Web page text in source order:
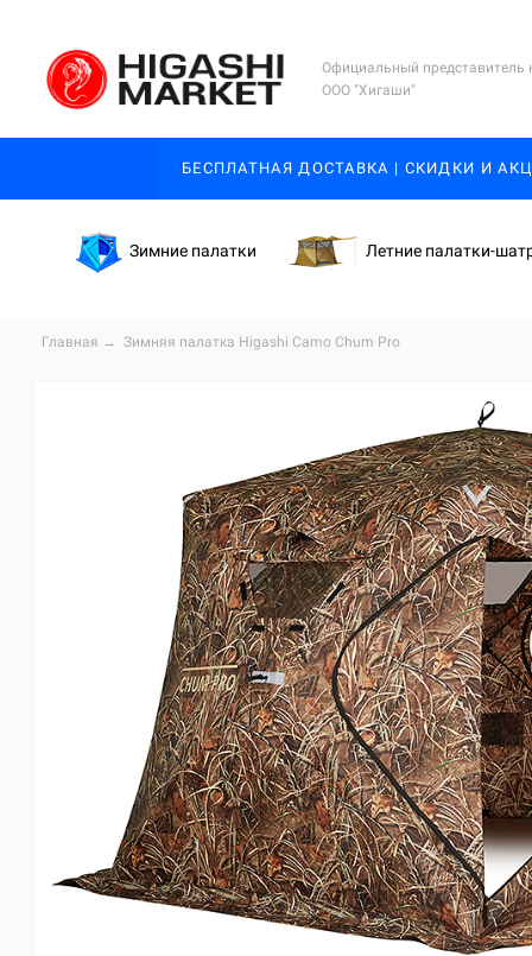
Официальный представитель
ООО "Хигаши"
БЕСПЛАТНАЯ ДОСТАВКА | СКИДКИ И
Зимние палатки Летние палатки-
Главная → Зимняя палатка Higashi Camo Chum Pro